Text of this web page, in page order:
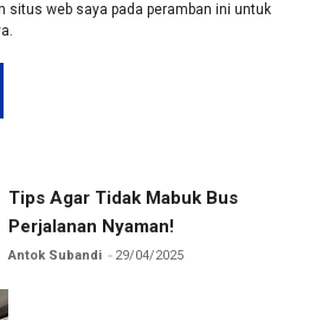
situs web saya pada peramban ini untuk
Tips Agar Tidak Mabuk Bus
Perjalanan Nyaman!
Antok Subandi 29/04/2025